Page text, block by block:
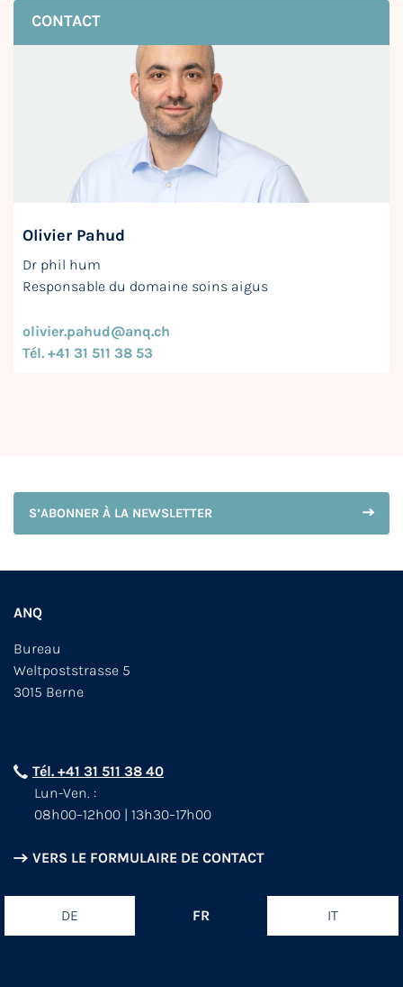
CONTACT
Olivier Pahud
Dr phil hum
Responsable du domaine soins aigus
olivier.pahud@anq.ch
Tél. +41 31 511 38 53
S’ABONNER À LA NEWSLETTER
ANQ
Bureau
Weltpoststrasse 5
3015 Berne
Tél. +41 31 511 38 40
Lun-Ven. :
08h00–12h00 | 13h30–17h00
VERS LE FORMULAIRE DE CONTACT
DE FR IT